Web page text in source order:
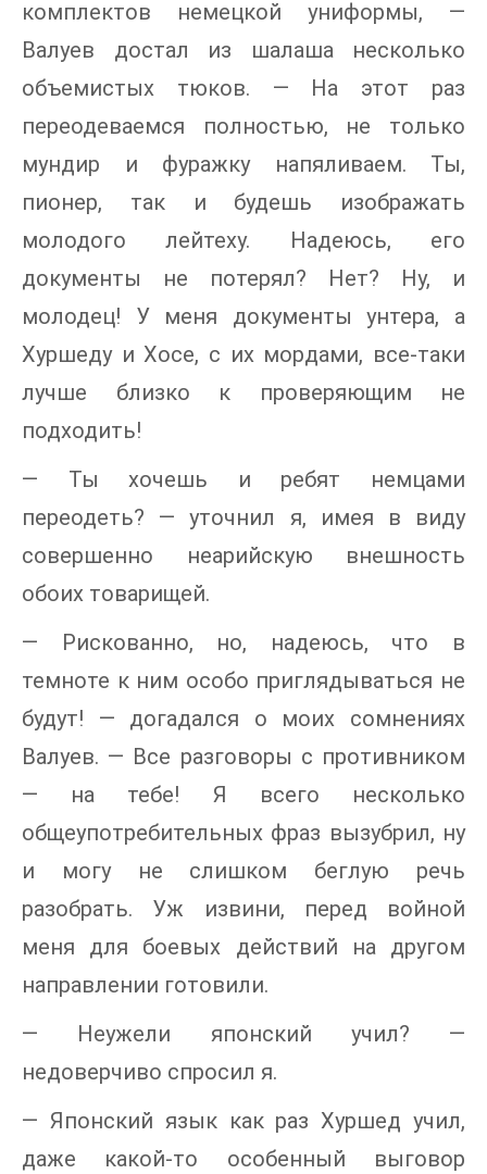
комплектов немецкой униформы, —
Валуев достал из шалаша несколько
объемистых тюков. — На этот раз
переодеваемся полностью, не только
мундир и фуражку напяливаем. Ты,
пионер, так и будешь изображать
молодого лейтеху. Надеюсь, его
документы не потерял? Нет? Ну, и
молодец! У меня документы унтера, а
Хуршеду и Хосе, с их мордами, все-таки
лучше близко к проверяющим не
подходить!
— Ты хочешь и ребят немцами
переодеть? — уточнил я, имея в виду
совершенно неарийскую внешность
обоих товарищей.
— Рискованно, но, надеюсь, что в
темноте к ним особо приглядываться не
будут! — догадался о моих сомнениях
Валуев. — Все разговоры с противником
— на тебе! Я всего несколько
общеупотребительных фраз вызубрил, ну
и могу не слишком беглую речь
разобрать. Уж извини, перед войной
меня для боевых действий на другом
направлении готовили.
— Неужели японский учил? —
недоверчиво спросил я.
— Японский язык как раз Хуршед учил,
даже какой-то особенный выговор